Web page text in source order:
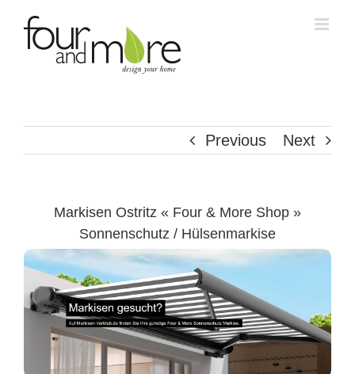
Previous Next
Markisen Ostritz « Four & More Shop »
Sonnenschutz / Hülsenmarkise